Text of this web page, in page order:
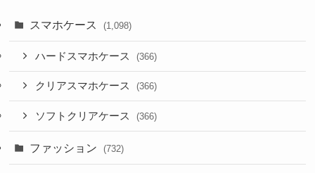
スマホケース (1,098)
ハードスマホケース (366)
クリアスマホケース (366)
ソフトクリアケース (366)
ファッション (732)